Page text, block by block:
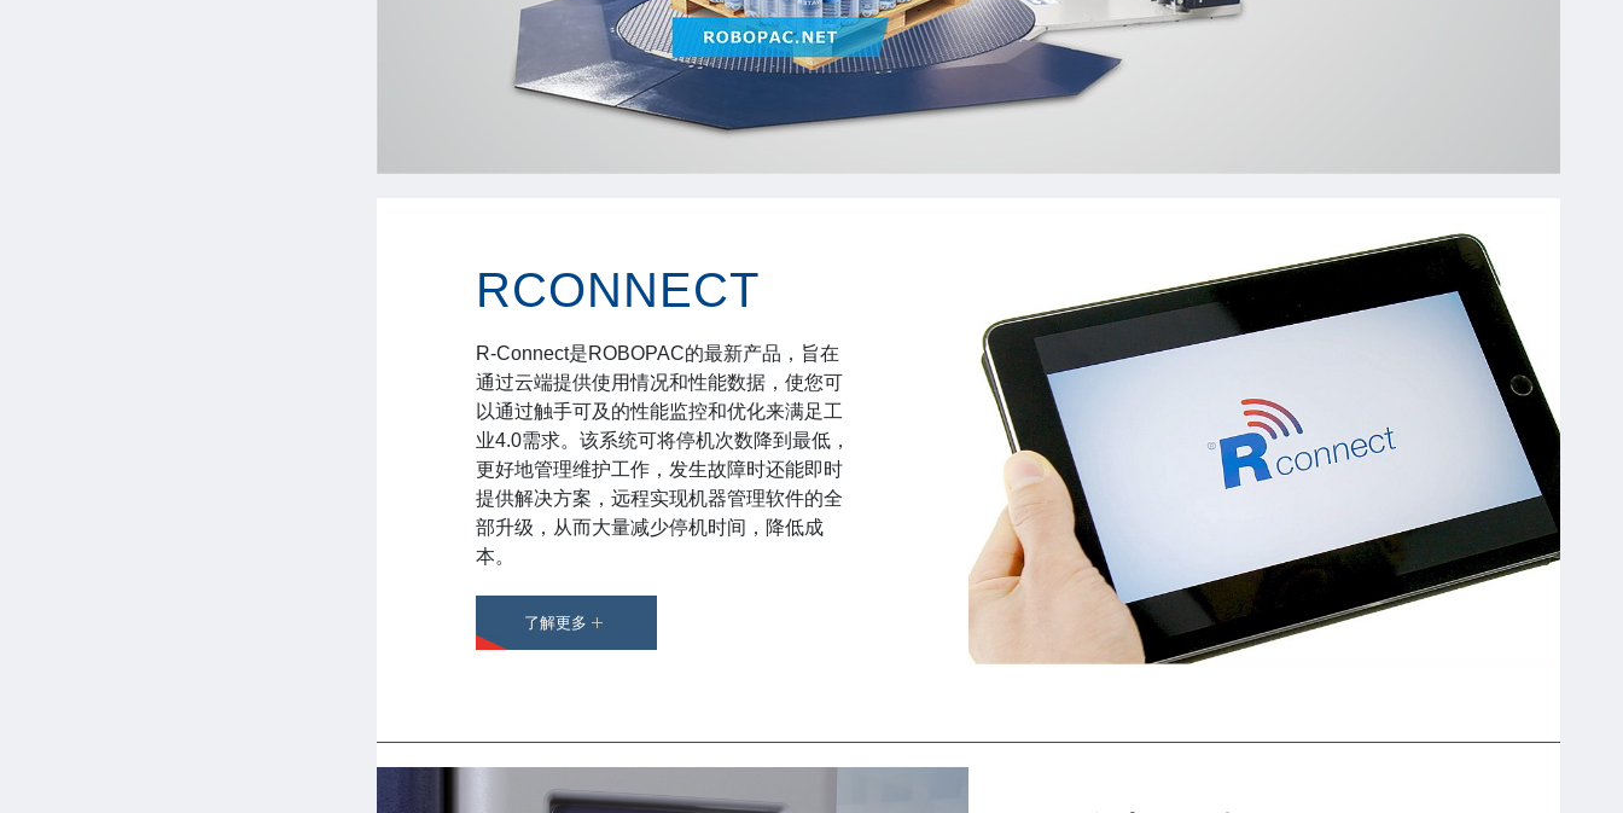
RCONNECT
R-Connect是ROBOPAC的最新产品，旨在
通过云端提供使用情况和性能数据，使您可
以通过触手可及的性能监控和优化来满足工
业4.0需求。该系统可将停机次数降到最低，
更好地管理维护工作，发生故障时还能即时
提供解决方案，远程实现机器管理软件的全
部升级，从而大量减少停机时间，降低成
本。
了解更多